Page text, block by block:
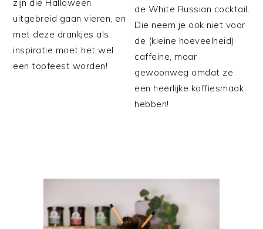
zijn die Halloween
uitgebreid gaan vieren, en
met deze drankjes als
inspiratie moet het wel
een topfeest worden!
de White Russian cocktail.
Die neem je ook niet voor
de (kleine hoeveelheid)
caffeine, maar
gewoonweg omdat ze
een heerlijke koffiesmaak
hebben!